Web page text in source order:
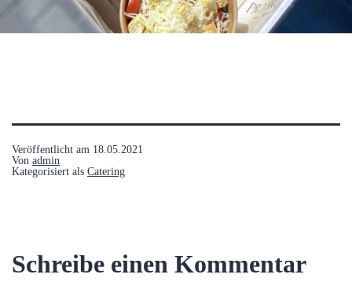
Veröffentlicht am 18.05.2021
Von admin
Kategorisiert als Catering
Schreibe einen Kommentar